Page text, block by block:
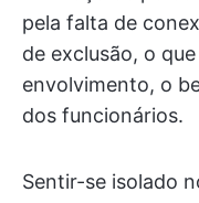
pela falta de
de exclusão, o
envolvimento, o
dos funcionários.
Sentir-se isolado